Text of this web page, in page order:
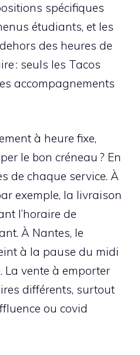
spécifiques
étudiants, et les
des heures de
: seuls les Tacos
accompagnements
à heure fixe,
le bon créneau ? En
de chaque service. À
exemple, la livraison
l’horaire de
À Nantes, le
à la pause du midi
La vente à emporter
différents, surtout
ou covid